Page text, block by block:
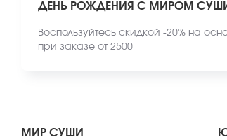
ДЕНЬ РОЖДЕНИЯ С МИРОМ
Воспользуйтесь скидкой -20% на
при заказе от 2500
МИР СУШИ